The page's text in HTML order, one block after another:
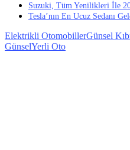
Suzuki, Tüm Yenilikleri İle
Tesla’nın En Ucuz Sedanı
Elektrikli OtomobillerGünsel
GünselYerli Oto